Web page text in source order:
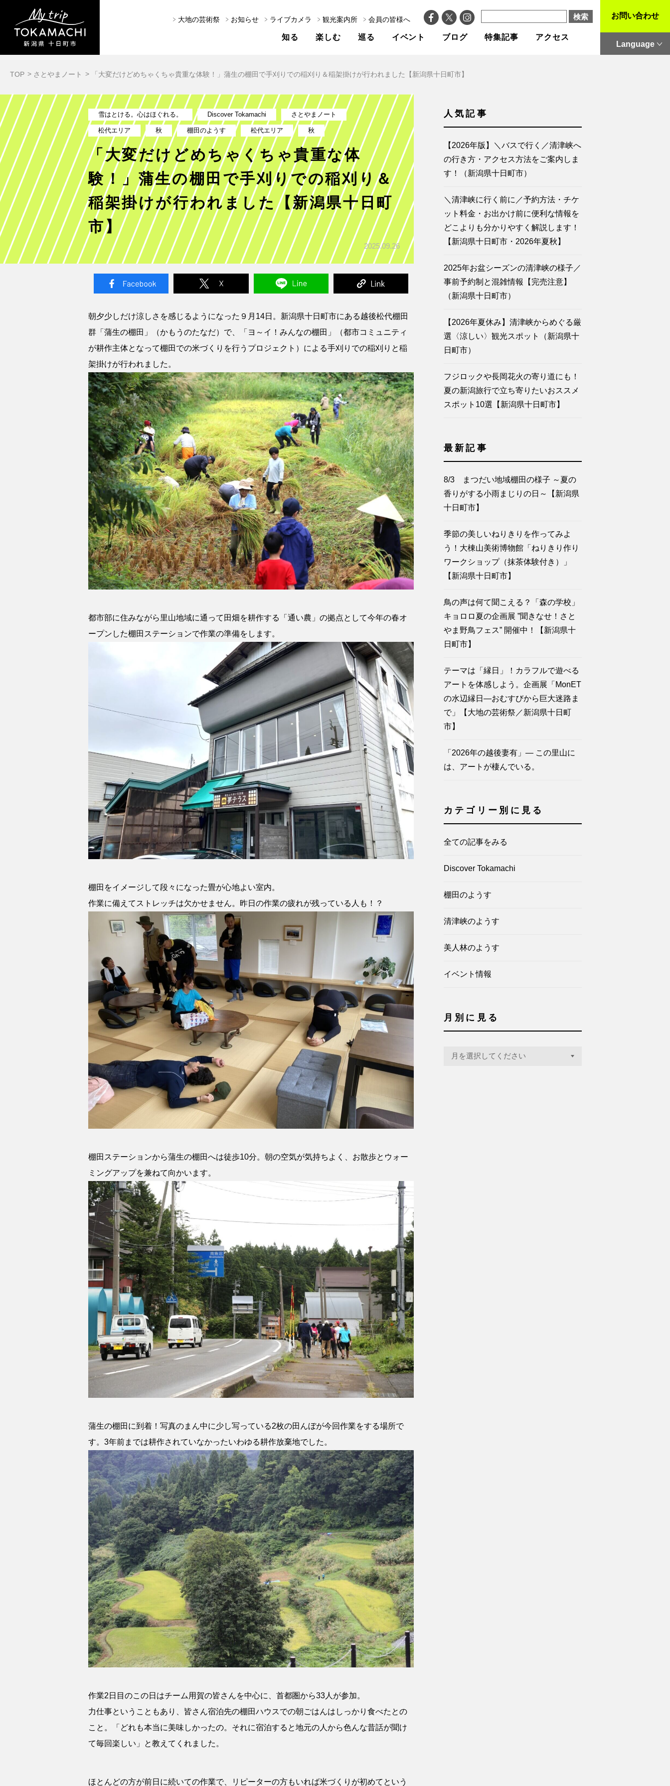
知る 楽しむ 巡る イベント ブログ 特集記事 アクセス
大地の芸術祭 お知らせ ライブカメラ 観光案内所 会員の皆様へ お問い合わせ
Language
TOP さとやまノート 「大変だけどめちゃくちゃ貴重な体験！」蒲生の棚田で手刈りでの稲刈り＆稲架掛けが行われました【新潟県十日町市】
雪はとける。心はほぐれる。 Discover Tokamachi さとやまノート
松代エリア 秋 棚田のようす 松代エリア 秋
「大変だけどめちゃくちゃ貴重な体
験！」蒲生の棚田で手刈りでの稲刈り＆
稲架掛けが行われました【新潟県十日町
市】
2025.09.26
朝夕少しだけ涼しさを感じるようになった９月14日。 新潟県十日町市にある越後松代棚田
群「蒲生の棚田」（かもうのたなだ）で、「ヨ～イ！みんなの棚田」（都市コミュニティ
が耕作主体となって棚田での米づくりを行うプロジェクト）による手刈りでの稲刈りと稲
架掛けが行われました。
都市部に住みながら里山地域に通って田畑を耕作する「通い農」の拠点として今年の春オ
ープンした棚田ステーションで作業の準備をします。
棚田をイメージして段々になった畳が心地よい室内。
作業に備えてストレッチは欠かせません。昨日の作業の疲れが残っている人も！？
棚田ステーションから蒲生の棚田へは徒歩10分。朝の空気が気持ちよく、お散歩とウォー
ミングアップを兼ねて向かいます。
蒲生の棚田に到着！写真のまん中に少し写っている2枚の田んぼが今回作業をする場所で
す。3年前までは耕作されていなかったいわゆる耕作放棄地でした。
作業2日目のこの日はチーム用賀の皆さんを中心に、首都圏から33人が参加。
力仕事ということもあり、皆さん宿泊先の棚田ハウスでの朝ごはんはしっかり食べたとの
こと。「どれも本当に美味しかったの。それに宿泊すると地元の人から色んな昔話が聞け
て毎回楽しい」と教えてくれました。
ほとんどの方が前日に続いての作業で、リピーターの方もいれば米づくりが初めてという
人気記事
【2026年版】＼バスで行く／清津峡へ
の行き方・アクセス方法をご案内しま
す！（新潟県十日町市）
＼清津峡に行く前に／予約方法・チケ
ット料金・お出かけ前に便利な情報を
どこよりも分かりやすく解説します！
【新潟県十日町市・2026年夏秋】
2025年お盆シーズンの清津峡の様子／
事前予約制と混雑情報【完売注意】
（新潟県十日町市）
【2026年夏休み】清津峡からめぐる厳
選〈涼しい〉観光スポット（新潟県十
日町市）
フジロックや長岡花火の寄り道にも！
夏の新潟旅行で立ち寄りたいおススメ
スポット10選【新潟県十日町市】
最新記事
8/3 まつだい地域棚田の様子 ～夏の
香りがする小雨まじりの日～【新潟県
十日町市】
季節の美しいねりきりを作ってみよ
う！大棟山美術博物館「ねりきり作り
ワークショップ（抹茶体験付き）」
【新潟県十日町市】
鳥の声は何て聞こえる？「森の学校」
キョロロ夏の企画展 ”聞きなせ！さと
やま野鳥フェス” 開催中！【新潟県十
日町市】
テーマは「縁日」！カラフルで遊べる
アートを体感しよう。企画展「MonET
の水辺縁日―おむすびから巨大迷路ま
で」【大地の芸術祭／新潟県十日町
市】
「2026年の越後妻有」— この里山に
は、アートが棲んでいる。
カテゴリー別に見る
全ての記事をみる
Discover Tokamachi
棚田のようす
清津峡のようす
美人林のようす
イベント情報
月別に見る